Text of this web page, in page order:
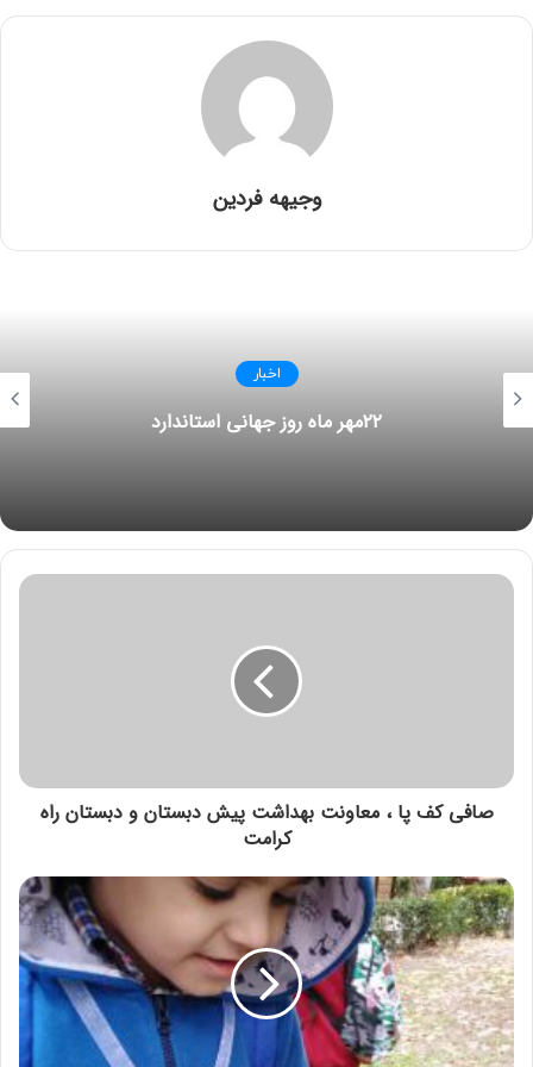
وجیهه فردین
اخبار
۲۲مهر ماه روز جهانی استاندارد
صافی کف پا ، معاونت بهداشت پیش دبستان و دبستان راه
کرامت